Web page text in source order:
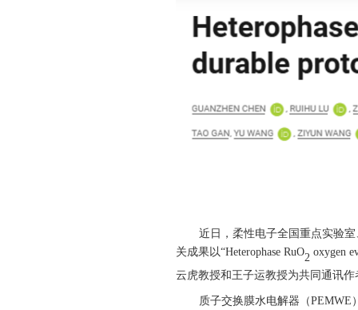
近日，柔性电子全国重点实验
关成果以“Heterophase RuO2 oxygen
云虎教授和王子运教授为共同通讯作
质子交换膜水电解器（PEMWE